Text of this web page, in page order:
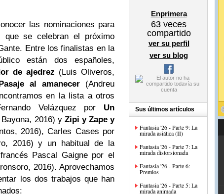
las nominaciones para
que se celebran el próximo
Entre los finalistas en la
están dos españoles,
de ajedrez (Luis Oliveros,
al amanecer (Andreu
en la lista a otros
Velázquez por Un
2016) y Zipi y Zape y
2016), Carles Cases por
2016)y un habitual de la
Pascal Gaigne por el
2016). Aprovechamos
los dos trabajos que han
Enprimera
63 veces
compartido
ver su perfil
ver su blog
Sus últimos artículos
Fantasia '26 - Parte 9: La
mirada asiática (II)
Fantasia '26 - Parte 7: La
mirada distorsionada
Fantasia '26 - Parte 6:
Premios
Fantasia '26 - Parte 5: La
mirada animada